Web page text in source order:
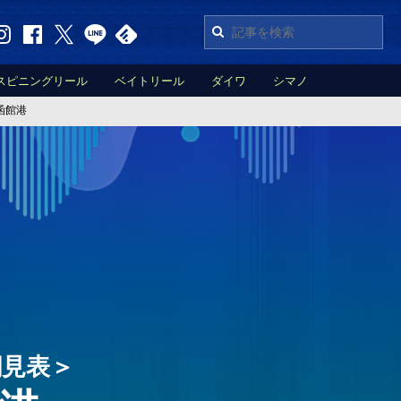
ピニングリール ベイトリール ダイワ シマノ
館港
表＞